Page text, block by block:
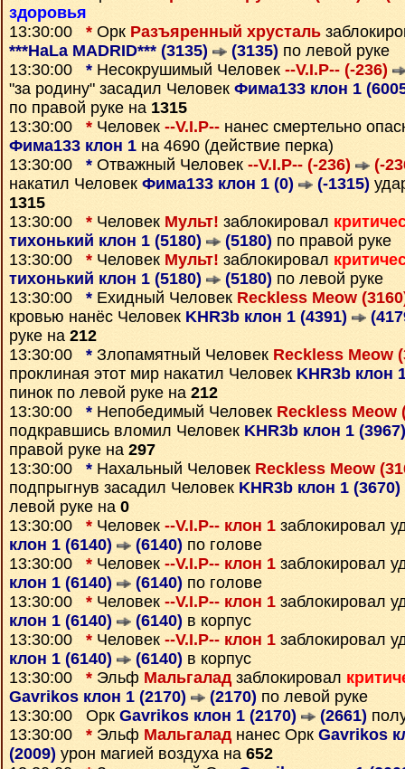
здоровья
13:30:00 * Орк Разъяренный хрусталь
***HaLa MADRID*** (3135)
(3135) по левой руке
13:30:00 * Несокрушимый Человек --V.I.P-- (-236)
"за родину" засадил Человек Фима133 клон 1
по правой руке на 1315
13:30:00 * Человек --V.I.P-- нанес смертельно
Фима133 клон 1 на 4690 (действие перка)
13:30:00 * Отважный Человек --V.I.P-- (-236)
(-
накатил Человек Фима133 клон 1 (0) (-1315)
1315
13:30:00 * Человек Мульт! заблокировал
тихонький клон 1 (5180)
(5180) по правой руке
13:30:00 * Человек Мульт! заблокировал
тихонький клон 1 (5180)
(5180) по левой руке
13:30:00 * Ехидный Человек Reckless Meow
кровью нанёс Человек KHR3b клон 1 (4391)
руке на 212
13:30:00 * Злопамятный Человек Reckless Meow
проклиная этот мир накатил Человек KHR3b клон
пинок по левой руке на 212
13:30:00 * Непобедимый Человек Reckless Meow
подкравшись вломил Человек KHR3b клон 1
правой руке на 297
13:30:00 * Нахальный Человек Reckless Meow
подпрыгнув засадил Человек KHR3b клон 1 (3670)
левой руке на 0
13:30:00 * Человек --V.I.P-- клон 1 заблокировал
клон 1 (6140)
(6140) по голове
13:30:00 * Человек --V.I.P-- клон 1 заблокировал
клон 1 (6140)
(6140) по голове
13:30:00 * Человек --V.I.P-- клон 1 заблокировал
клон 1 (6140)
(6140) в корпус
13:30:00 * Человек --V.I.P-- клон 1 заблокировал
клон 1 (6140)
(6140) в корпус
13:30:00 * Эльф Мальгаладзаблокировал
Gavrikos клон 1 (2170)
(2170) по левой руке
13:30:00 Орк Gavrikos клон 1 (2170) (2661)
13:30:00 * Эльф Мальгаладнанес Орк Gavrikos
(2009) урон магией воздуха на 652